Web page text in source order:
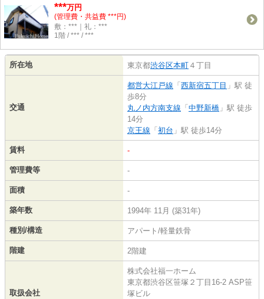
***万円
(管理費・共益費 ***円)
敷：***｜礼：***
1階 / *** / ***
所在地 東京都渋谷区本町 ４丁目
交通
都営大江戸線 「 西新宿五丁目 」駅 徒
歩8分
丸ノ内方南支線 「 中野新橋 」駅 徒歩
14分
京王線 「 初台 」駅 徒歩14分
賃料 -
管理費等 -
面積 -
築年数 1994年 11月 (築31年)
種別/構造 アパート/軽量鉄骨
階建 2階建
取扱会社
株式会社福一ホーム
東京都渋谷区笹塚２丁目16-2 ASP笹
塚ビル